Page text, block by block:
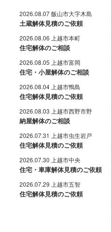
2026.08.07 飯山市大字木島
土蔵解体見積のご依頼
2026.08.06 上越市本町
住宅解体のご相談
2026.08.05 上越市富岡
住宅・小屋解体のご相談
2026.08.04 上越市鴨島
住宅解体見積のご依頼
2026.08.03 上越市西野市野
納屋解体のご相談
2026.07.31 上越市虫生岩戸
住宅解体見積のご依頼
2026.07.30 上越市中央
住宅・車庫解体見積のご依頼
2026.07.29 上越市五智
住宅解体見積のご依頼